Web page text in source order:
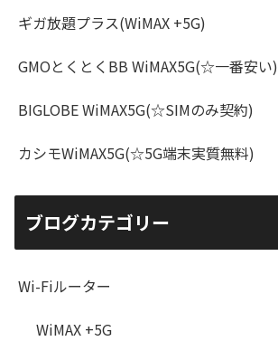
ギガ放題プラス(WiMAX +5G)
GMOとくとくBB WiMAX5G(☆一番安い)
BIGLOBE WiMAX5G(☆SIMのみ契約)
カシモWiMAX5G(☆5G端末実質無料)
ブログカテゴリー
Wi-Fiルーター
WiMAX +5G